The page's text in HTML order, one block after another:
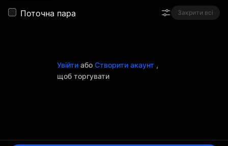
Поточна пара Закрити всі
Увійти або Створити акаунт ,
щоб торгувати